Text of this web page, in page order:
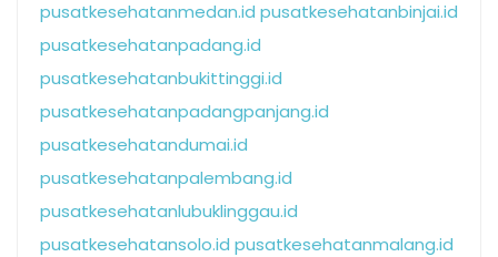
pusatkesehatanmedan.id pusatkesehatanbinjai.id
pusatkesehatanpadang.id
pusatkesehatanbukittinggi.id
pusatkesehatanpadangpanjang.id
pusatkesehatandumai.id
pusatkesehatanpalembang.id
pusatkesehatanlubuklinggau.id
pusatkesehatansolo.id pusatkesehatanmalang.id